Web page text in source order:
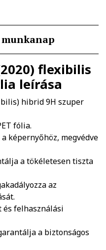
flexibilis
leírása
hibrid 9H szuper
fólia.
képernyőhöz, megvédve
a tökéletesen tiszta
az
és felhasználási
a biztonságos